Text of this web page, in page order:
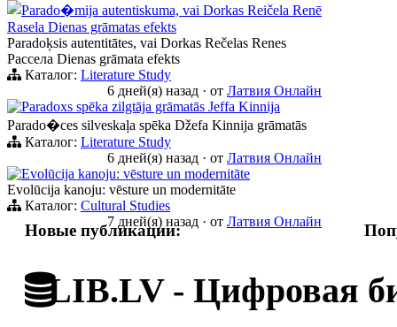
Parado�mija autentiskuma, vai Dorkas Reičela Renē
Rasela Dienas grāmatas efekts
Paradoķsis autentitātes, vai Dorkas Rečelas Renes
Рассела Dienas grāmata efekts
Каталог: Literature Study
6 дней(я) назад · от Латвия Онлайн
Paradoxs spēka zilgtāja grāmatās Jeffa Kinnija
Parado�ces silveskaļa spēka Džefa Kinnija grāmatās
Каталог: Literature Study
6 дней(я) назад · от Латвия Онлайн
Evolūcija kanoju: vēsture un modernitāte
Evolūcija kanoju: vēsture un modernitāte
Каталог: Cultural Studies
7 дней(я) назад · от Латвия Онлайн
Новые публикации:
LIB.LV - Цифровая